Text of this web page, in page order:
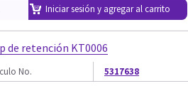
Iniciar sesión y agregar al carrito
de retención KT0006
No. 5317638